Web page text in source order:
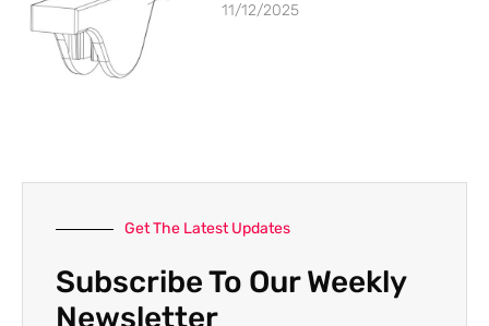
11/12/2025
Get The Latest Updates
Subscribe To Our Weekly
Newsletter